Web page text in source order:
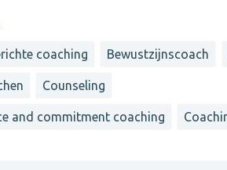
coaching Bewustzijnscoach
Counseling
and commitment coaching